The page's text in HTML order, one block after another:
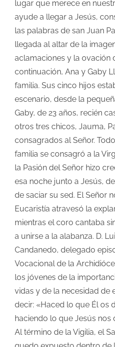
lugar que merece en
ayude a llegar a Jesús,
las palabras de san Juan
llegada al altar de la
aclamaciones y la ovación
continuación, Ana y Gaby
familia. Sus cinco hijos
escenario, desde la
Gaby, de 23 años, recién
otros tres chicos, Jauma,
consagrados al Señor.
familia se consagró a la
la Pasión del Señor hizo
esa noche junto a Jesús,
de saciar su sed. El Señor
Eucaristía atravesó la
mientras el coro cantaba
a unirse a la alabanza. D.
Candanedo, delegado
Vocacional de la
los jóvenes de la
vidas y de la necesidad de
decir: «Haced lo que Él os
haciendo lo que Jesús nos
Al término de la Vigilia, el